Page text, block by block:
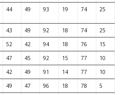
44 49 93 19 74 25
43 49 92 18 74
25
52 42 94 18 76
15
47 45 92 15 77
10
42 49 91 14 77
10
49 47 96 18 78
5